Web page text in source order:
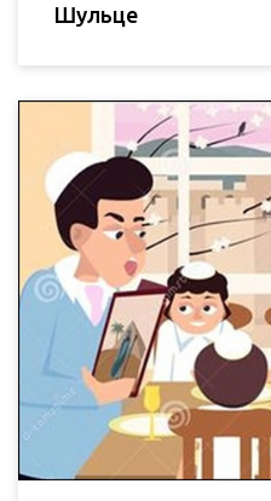
Шульце